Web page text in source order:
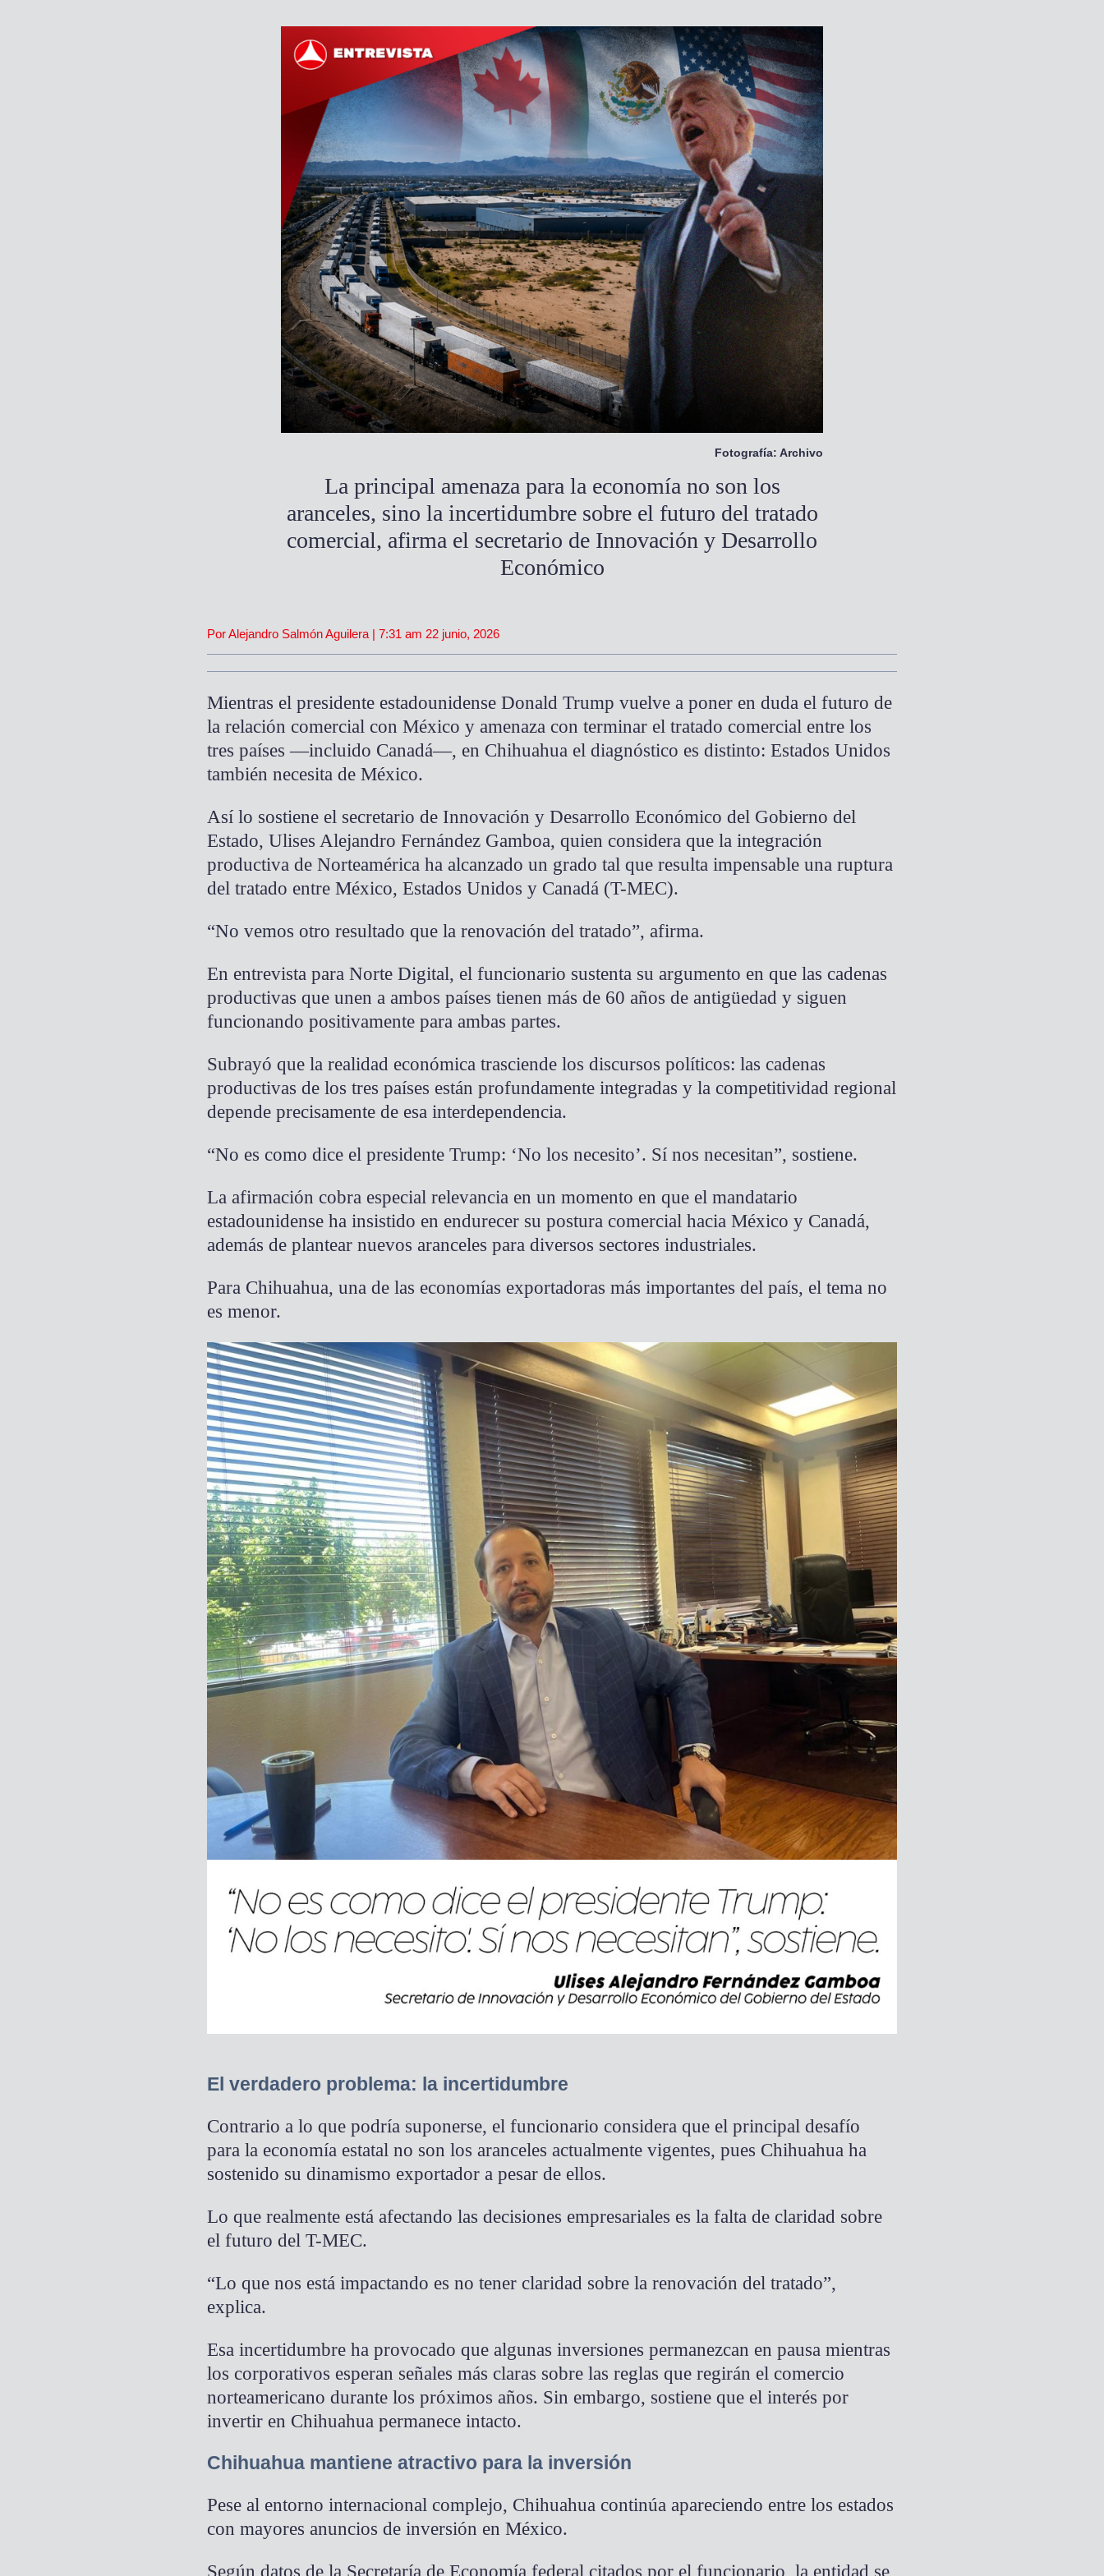
Fotografía: Archivo
La principal amenaza para la economía no son los
aranceles, sino la incertidumbre sobre el futuro del tratado
comercial, afirma el secretario de Innovación y Desarrollo
Económico
Por Alejandro Salmón Aguilera | 7:31 am 22 junio, 2026
Mientras el presidente estadounidense Donald Trump vuelve a poner en duda el futuro de
la relación comercial con México y amenaza con terminar el tratado comercial entre los
tres países —incluido Canadá—, en Chihuahua el diagnóstico es distinto: Estados Unidos
también necesita de México.
Así lo sostiene el secretario de Innovación y Desarrollo Económico del Gobierno del
Estado, Ulises Alejandro Fernández Gamboa, quien considera que la integración
productiva de Norteamérica ha alcanzado un grado tal que resulta impensable una ruptura
del tratado entre México, Estados Unidos y Canadá (T-MEC).
“No vemos otro resultado que la renovación del tratado”, afirma.
En entrevista para Norte Digital, el funcionario sustenta su argumento en que las cadenas
productivas que unen a ambos países tienen más de 60 años de antigüedad y siguen
funcionando positivamente para ambas partes.
Subrayó que la realidad económica trasciende los discursos políticos: las cadenas
productivas de los tres países están profundamente integradas y la competitividad regional
depende precisamente de esa interdependencia.
“No es como dice el presidente Trump: ‘No los necesito’. Sí nos necesitan”, sostiene.
La afirmación cobra especial relevancia en un momento en que el mandatario
estadounidense ha insistido en endurecer su postura comercial hacia México y Canadá,
además de plantear nuevos aranceles para diversos sectores industriales.
Para Chihuahua, una de las economías exportadoras más importantes del país, el tema no
es menor.
El verdadero problema: la incertidumbre
Contrario a lo que podría suponerse, el funcionario considera que el principal desafío
para la economía estatal no son los aranceles actualmente vigentes, pues Chihuahua ha
sostenido su dinamismo exportador a pesar de ellos.
Lo que realmente está afectando las decisiones empresariales es la falta de claridad sobre
el futuro del T-MEC.
“Lo que nos está impactando es no tener claridad sobre la renovación del tratado”,
explica.
Esa incertidumbre ha provocado que algunas inversiones permanezcan en pausa mientras
los corporativos esperan señales más claras sobre las reglas que regirán el comercio
norteamericano durante los próximos años. Sin embargo, sostiene que el interés por
invertir en Chihuahua permanece intacto.
Chihuahua mantiene atractivo para la inversión
Pese al entorno internacional complejo, Chihuahua continúa apareciendo entre los estados
con mayores anuncios de inversión en México.
Según datos de la Secretaría de Economía federal citados por el funcionario, la entidad se